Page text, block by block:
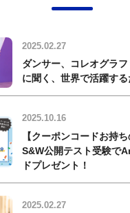
2025.02.27
ダンサー、コレオグラ
に聞く、世界で活躍す
2025.10.16
【クーポンコードお持
S&W公開テスト受験で
ドプレゼント！
2025.02.27